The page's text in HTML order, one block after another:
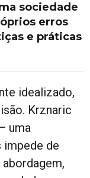
sociedade
erros
e práticas
idealizado,
Krznaric
uma
de